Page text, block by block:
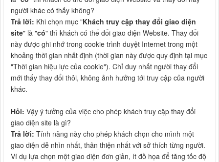
người khác có thấy không?
Trả lời: Khi chọn mục "Khách truy cập thay đổi giao diện
site" là "có" thì khách có thể đổi giao diện Website. Thay đổi
này được ghi nhớ trong cookie trình duyệt Internet trong một
khoảng thời gian nhất định (thời gian này được quy định tại mục
"Thời gian hiệu lực của cookie"). Chỉ duy nhất người thay đổi
mới thấy thay đổi thôi, không ảnh hưởng tới truy cập của người
khác.
Hỏi: Vậy ý tưởng của việc cho phép khách truy cập thay đổi
giao diện site là gì?
Trả lời: Tính năng này cho phép khách chọn cho mình một
giao diện dễ nhìn nhất, thân thiện nhất với sở thích từng người.
Ví dụ lựa chọn một giao diện đơn giản, ít đồ họa để tăng tốc độ